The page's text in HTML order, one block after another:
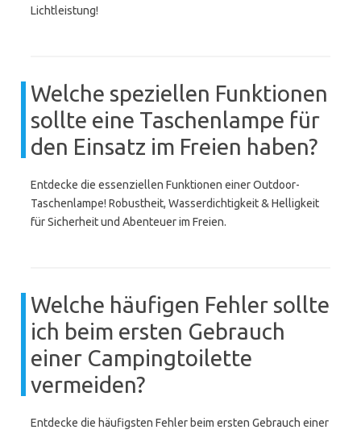
Lichtleistung!
Welche speziellen Funktionen
sollte eine Taschenlampe für
den Einsatz im Freien haben?
Entdecke die essenziellen Funktionen einer Outdoor-
Taschenlampe! Robustheit, Wasserdichtigkeit & Helligkeit
für Sicherheit und Abenteuer im Freien.
Welche häufigen Fehler sollte
ich beim ersten Gebrauch
einer Campingtoilette
vermeiden?
Entdecke die häufigsten Fehler beim ersten Gebrauch einer